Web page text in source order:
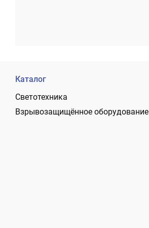
Каталог
Светотехника
Взрывозащищённое оборудование